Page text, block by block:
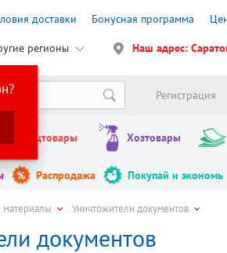
доставки Бонусная программа
регионы Наш адрес:
Регистрация
Канцтовары Хозтовары
Распродажа Покупай и экономь
Уничтожители документов
документов